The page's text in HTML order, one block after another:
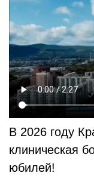
В 2026 году
клиническая
юбилей!